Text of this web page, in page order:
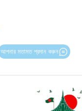
আপনার মতামত প্রদান করুন